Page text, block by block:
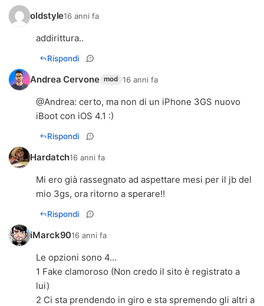
oldstyle16 anni fa
addirittura..
Rispondi
Andrea Cervone mod 16 anni fa
@Andrea: certo, ma non di un iPhone 3GS nuovo
iBoot con iOS 4.1 :)
Rispondi
Hardatch16 anni fa
Mi ero già rassegnato ad aspettare mesi per il jb del
mio 3gs, ora ritorno a sperare!!
Rispondi
iMarck9016 anni fa
Le opzioni sono 4...
1 Fake clamoroso (Non credo il sito è registrato a
lui)
2 Ci sta prendendo in giro e sta spremendo gli altri a